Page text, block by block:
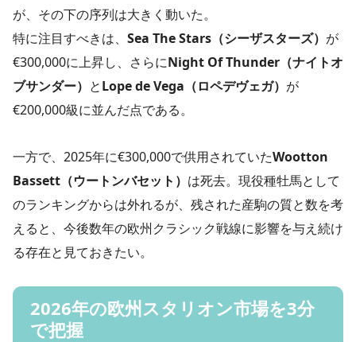
が、その下の序列は大きく動いた。
特に注目すべきは、 Sea The Stars（シーザスターズ） が
€300,000に上昇し、さらにNight Of Thunder（ナイトオ
ブサンダー） とLope de Vega（ロペデヴェガ） が
€200,000級に並んだ点である。
一方で、2025年に€300,000で供用されていたWootton
Bassett（ウートンバセット） は死去。現役種牡馬として
のランキングからは外れるが、残された産駒の質と数を考
えると、今後数年の欧州クラシック戦線に影響を与え続け
る存在と見ておきたい。
2026年の欧州スタリオン市場を3分
で把握